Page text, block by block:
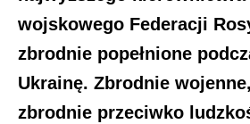
wojskowego Federacji
zbrodnie popełnione
Ukrainę. Zbrodnie
zbrodnie przeciwko